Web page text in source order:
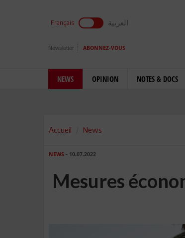
Français العربية
Newsletter ABONNEZ-VOUS
NEWS OPINION NOTES & DOCS
Accueil News
NEWS - 10.07.2022
Mesures